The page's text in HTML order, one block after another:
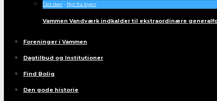
Det sker • Nyt fra byen
Vammen Vandværk indkalder til ekstraordinære
Foreninger i Vammen
Dagtilbud og Institutioner
Find Bolig
Den gode historie